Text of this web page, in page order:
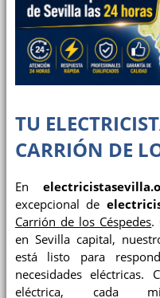
TU
CARRIÓN DE
En
excepcional de
Carrión de los Céspedes.
en Sevilla capital,
está listo para
necesidades eléctricas.
eléctrica, cada